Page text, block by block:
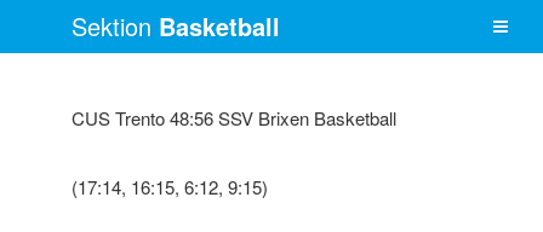
Sektion Basketball
CUS Trento 48:56 SSV Brixen Basketball
(17:14, 16:15, 6:12, 9:15)